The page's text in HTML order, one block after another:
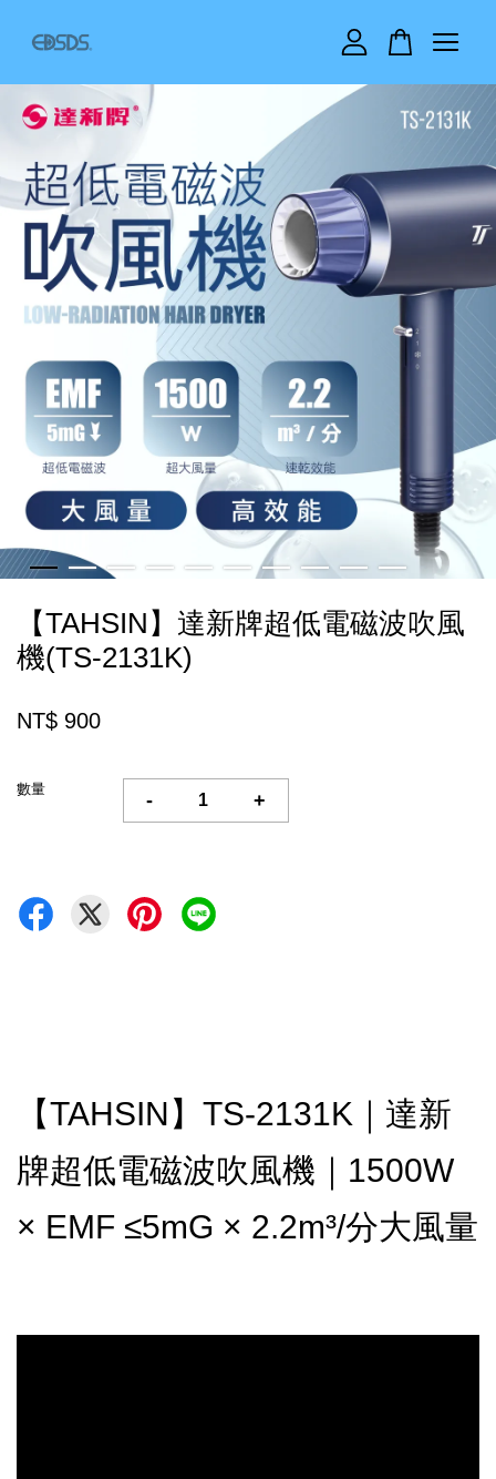
【TAHSIN】達新牌超低電磁波吹風
機(TS-2131K)
NT$ 900
數量
- +
【TAHSIN】TS-2131K｜達新
牌超低電磁波吹風機｜1500W
× EMF ≤5mG × 2.2m³/分大風量
您的購物車目前還是空的。
繼續購物